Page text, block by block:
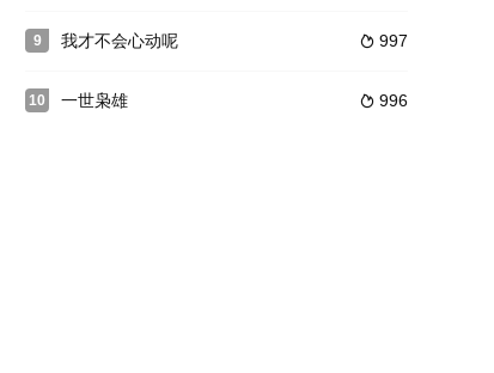
9  997
我才不会心动呢
10  996
一世枭雄